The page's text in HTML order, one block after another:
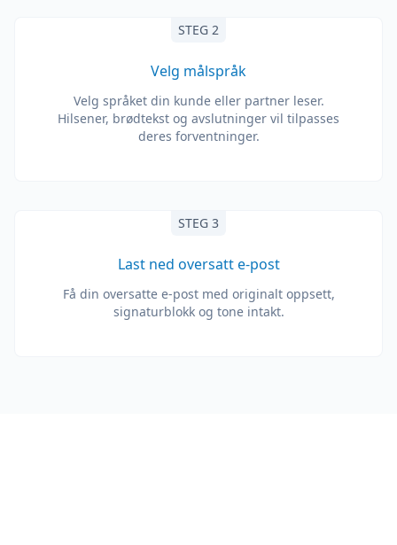
STEG 2
Velg målspråk
Velg språket din kunde eller partner leser.
Hilsener, brødtekst og avslutninger vil tilpasses
deres forventninger.
STEG 3
Last ned oversatt e-post
Få din oversatte e-post med originalt oppsett,
signaturblokk og tone intakt.